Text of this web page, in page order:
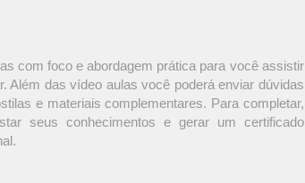
com foco e abordagem prática para você assistir
Além das vídeo aulas você poderá enviar dúvidas
e materiais complementares. Para completar,
seus conhecimentos e gerar um certificado